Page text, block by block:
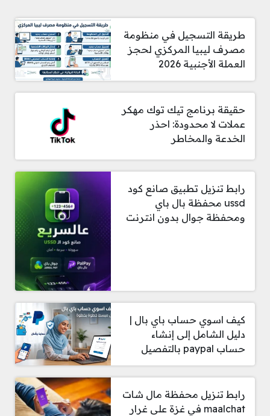
طريقة التسجيل في منظومة
مصرف ليبيا المركزي لحجز
العملة الأجنبية 2026
حقيقة برنامج تيك توك مهكر
عملات لا محدودة: احذر
الخدعة والمخاطر
رابط تنزيل تطبيق صانع كود
ussd محفظة بال باي
ومحفظة جوال بدون انترنت
كيف اسوي حساب باي بال |
دليل الشامل إلى إنشاء
حساب paypal بالتفصيل
رابط تنزيل محفظة مال شات
maalchat في غزة على غرار